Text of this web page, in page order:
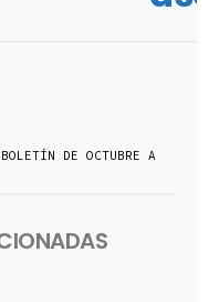
BOLETÍN DE OCTUBRE A